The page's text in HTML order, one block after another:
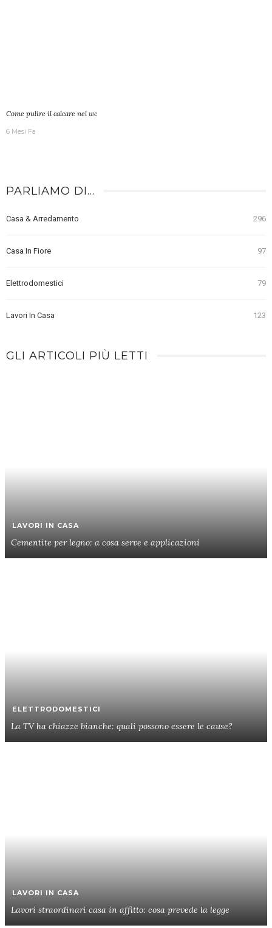
Come pulire il calcare nel wc
6 Mesi Fa
PARLIAMO DI…
Casa & Arredamento 296
Casa In Fiore 97
Elettrodomestici 79
Lavori In Casa 123
GLI ARTICOLI PIÙ LETTI
LAVORI IN CASA
Cementite per legno: a cosa serve e applicazioni
ELETTRODOMESTICI
La TV ha chiazze bianche: quali possono essere le cause?
LAVORI IN CASA
Lavori straordinari casa in affitto: cosa prevede la legge